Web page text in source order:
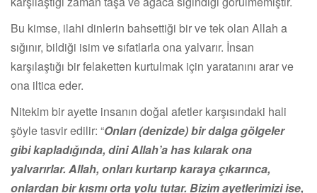
Bu kimse, ilahi dinlerin bahsettiği bir ve tek olan Allah a
sığınır, bildiği isim ve sıfatlarla ona yalvarır. İnsan
karşılaştığı bir felaketten kurtulmak için yaratanını arar ve
ona iltica eder.
Nitekim bir ayette insanın doğal afetler karşısındaki hali
şöyle tasvir edilir: “Onları (denizde) bir dalga gölgeler
gibi kapladığında, dini Allah’a has kılarak ona
yalvarırlar. Allah, onları kurtarıp karaya çıkarınca,
onlardan bir kısmı orta yolu tutar. Bizim ayetlerimizi ise,